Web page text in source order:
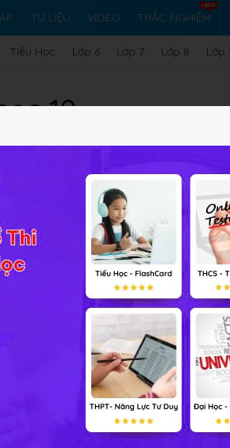
TƯ LIỆU VIDEO TRẮC NGHIỆM
Tiểu Học Lớp 6 Lớp 7 Lớp 8 Lớp
10
diều
cùng với chương trình cũ. Bộ
có thể đối chiếu với kết quả làm bài
thức, ôn tập hiệu quả kiến thức,
nhập vào trang web Hoc247.net. Hy
lên Facebook để giới thiệu bạn bè
nhé.